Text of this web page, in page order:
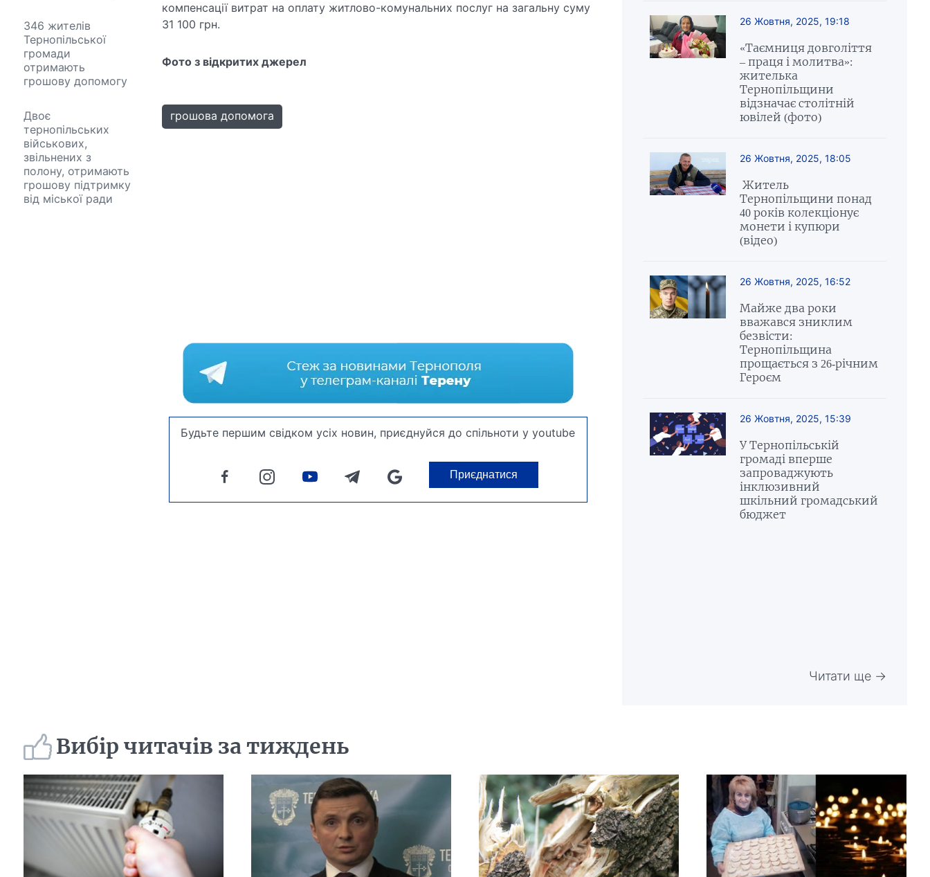
346 жителів
Тернопільської
громади
отримають
грошову допомогу
Двоє
тернопільських
військових,
звільнених з
полону, отримають
грошову підтримку
від міської ради
компенсації витрат на оплату житлово-комунальних послуг на загальну суму
31 100 грн.
Фото з відкритих джерел
грошова допомога
Будьте першим свідком усіх новин, приєднуйся до спільноти у youtube
Приєднатися
26 Жовтня, 2025, 19:18
«Таємниця довголіття
– праця і молитва»:
жителька
Тернопільщини
відзначає столітній
ювілей (фото)
26 Жовтня, 2025, 18:05
Житель
Тернопільщини понад
40 років колекціонує
монети і купюри
(відео)
26 Жовтня, 2025, 16:52
Майже два роки
вважався зниклим
безвісти:
Тернопільщина
прощається з 26-річним
Героєм
26 Жовтня, 2025, 15:39
У Тернопільській
громаді вперше
запроваджують
інклюзивний
шкільний громадський
бюджет
Читати ще →
Вибір читачів за тиждень